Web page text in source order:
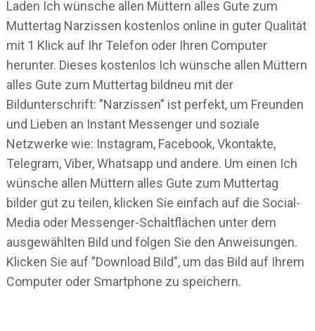
Laden Ich wünsche allen Müttern alles Gute zum
Muttertag Narzissen kostenlos online in guter Qualität
mit 1 Klick auf Ihr Telefon oder Ihren Computer
herunter. Dieses kostenlos Ich wünsche allen Müttern
alles Gute zum Muttertag bildneu mit der
Bildunterschrift: ”Narzissen” ist perfekt, um Freunden
und Lieben an Instant Messenger und soziale
Netzwerke wie: Instagram, Facebook, Vkontakte,
Telegram, Viber, Whatsapp und andere. Um einen Ich
wünsche allen Müttern alles Gute zum Muttertag
bilder gut zu teilen, klicken Sie einfach auf die Social-
Media oder Messenger-Schaltflächen unter dem
ausgewählten Bild und folgen Sie den Anweisungen.
Klicken Sie auf ”Download Bild”, um das Bild auf Ihrem
Computer oder Smartphone zu speichern.